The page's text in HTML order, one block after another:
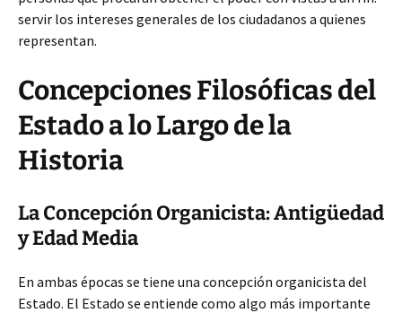
servir los intereses generales de los ciudadanos a quienes
representan.
Concepciones Filosóficas del
Estado a lo Largo de la
Historia
La Concepción Organicista: Antigüedad
y Edad Media
En ambas épocas se tiene una concepción organicista del
Estado. El Estado se entiende como algo más importante